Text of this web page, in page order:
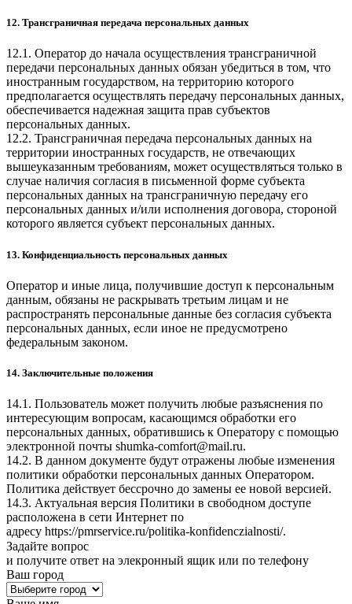
12. Трансграничная передача персональных данных
12.1. Оператор до начала осуществления трансграничной
передачи персональных данных обязан убедиться в том, что
иностранным государством, на территорию которого
предполагается осуществлять передачу персональных данных,
обеспечивается надежная защита прав субъектов
персональных данных.
12.2. Трансграничная передача персональных данных на
территории иностранных государств, не отвечающих
вышеуказанным требованиям, может осуществляться только в
случае наличия согласия в письменной форме субъекта
персональных данных на трансграничную передачу его
персональных данных и/или исполнения договора, стороной
которого является субъект персональных данных.
13. Конфиденциальность персональных данных
Оператор и иные лица, получившие доступ к персональным
данным, обязаны не раскрывать третьим лицам и не
распространять персональные данные без согласия субъекта
персональных данных, если иное не предусмотрено
федеральным законом.
14. Заключительные положения
14.1. Пользователь может получить любые разъяснения по
интересующим вопросам, касающимся обработки его
персональных данных, обратившись к Оператору с помощью
электронной почты shumka-comfort@mail.ru.
14.2. В данном документе будут отражены любые изменения
политики обработки персональных данных Оператором.
Политика действует бессрочно до замены ее новой версией.
14.3. Актуальная версия Политики в свободном доступе
расположена в сети Интернет по
адресу https://pmrservice.ru/politika-konfidenczialnosti/.
Задайте вопрос
и получите ответ на элекронный ящик или по телефону
Ваш город